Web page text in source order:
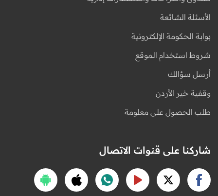
الأسئلة الشائعة
بوابة الحكومة الإلكترونية
شروط استخدام الموقع
أرسل سؤالك
وقفية خير الأردن
طلب الحصول على معلومة
شاركنا على قنوات الاتصال